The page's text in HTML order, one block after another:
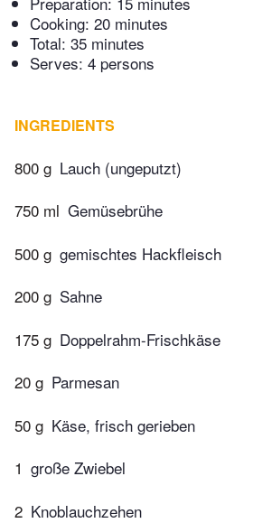
Cooking: 20 minutes
Total: 35 minutes
Serves: 4 persons
INGREDIENTS
800 g Lauch (ungeputzt)
750 ml Gemüsebrühe
500 g gemischtes Hackfleisch
200 g Sahne
175 g Doppelrahm-Frischkäse
20 g Parmesan
50 g Käse, frisch gerieben
1 große Zwiebel
2 Knoblauchzehen